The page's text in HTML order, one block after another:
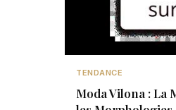
TENDANCE
Moda Vilona : La